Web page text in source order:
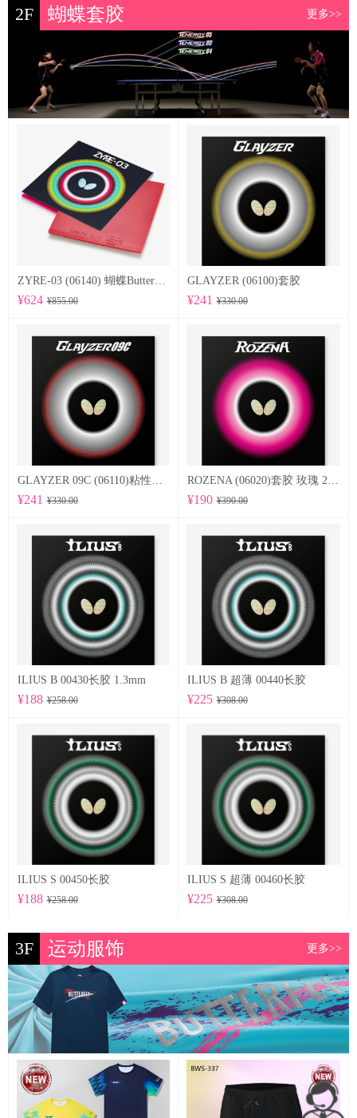
2F 蝴蝶套胶 更多>>
ZYRE-03 (06140) 蝴蝶Butterfly 专业反胶套胶
¥624 ¥855.00
GLAYZER (06100)套胶
¥241 ¥330.00
GLAYZER 09C (06110)粘性套胶
¥241 ¥330.00
ROZENA (06020)套胶 玫瑰 2.1mm
¥190 ¥390.00
ILIUS B 00430长胶 1.3mm
¥188 ¥258.00
ILIUS B 超薄 00440长胶
¥225 ¥308.00
ILIUS S 00450长胶
¥188 ¥258.00
ILIUS S 超薄 00460长胶
¥225 ¥308.00
3F 运动服饰 更多>>